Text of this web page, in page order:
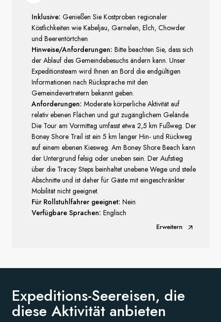
Inklusive: Genießen Sie Kostproben regionaler
Köstlichkeiten wie Kabeljau, Garnelen, Elch, Chowder
und Beerentörtchen
Hinweise/Anforderungen: Bitte beachten Sie, dass sich
der Ablauf des Gemeindebesuchs ändern kann. Unser
Expeditionsteam wird Ihnen an Bord die endgültigen
Informationen nach Rücksprache mit den
Gemeindevertretern bekannt geben.
Anforderungen: Moderate körperliche Aktivität auf
relativ ebenen Flächen und gut zugänglichem Gelände.
Die Tour am Vormittag umfasst etwa 2,5 km Fußweg. Der
Boney Shore Trail ist ein 5 km langer Hin- und Rückweg
auf einem ebenen Kiesweg. Am Boney Shore Beach kann
der Untergrund felsig oder uneben sein. Der Aufstieg
über die Tracey Steps beinhaltet unebene Wege und steile
Abschnitte und ist daher für Gäste mit eingeschränkter
Mobilität nicht geeignet.
Für Rollstuhlfahrer geeignet: Nein
Verfügbare Sprachen: Englisch
Erweitern
Expeditions-Seereisen, die
diese Aktivität anbieten